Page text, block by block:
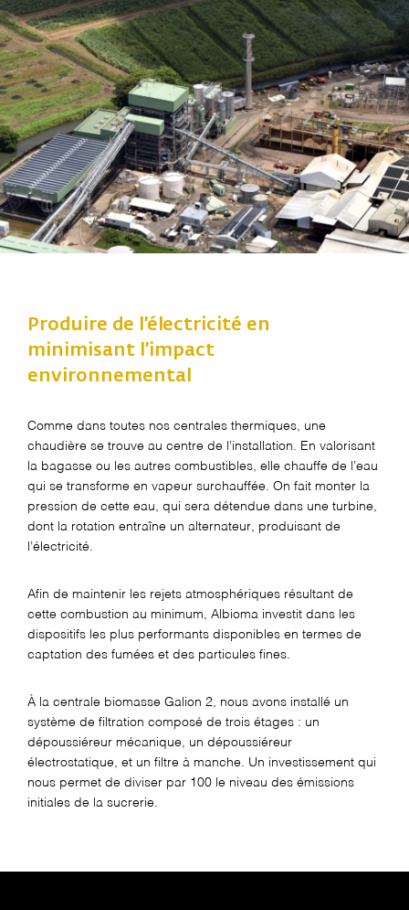
Produire de l’électricité en
minimisant l’impact
environnemental
Comme dans toutes nos centrales thermiques, une
chaudière se trouve au centre de l’installation. En valorisant
la bagasse ou les autres combustibles, elle chauffe de l’eau
qui se transforme en vapeur surchauffée. On fait monter la
pression de cette eau, qui sera détendue dans une turbine,
dont la rotation entraîne un alternateur, produisant de
l’électricité.
Afin de maintenir les rejets atmosphériques résultant de
cette combustion au minimum, Albioma investit dans les
dispositifs les plus performants disponibles en termes de
captation des fumées et des particules fines.
À la centrale biomasse Galion 2, nous avons installé un
système de filtration composé de trois étages : un
dépoussiéreur mécanique, un dépoussiéreur
électrostatique, et un filtre à manche. Un investissement qui
nous permet de diviser par 100 le niveau des émissions
initiales de la sucrerie.